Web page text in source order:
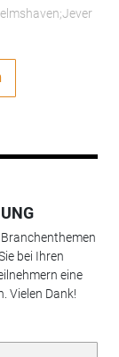
bei Ihren
eine
Vielen Dank!